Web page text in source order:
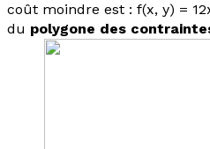
coût moindre est : f(x, y) = 12
du polygone des